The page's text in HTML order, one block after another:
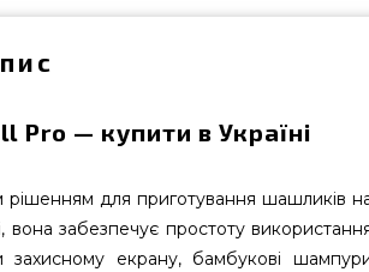
Pro — купити в Україні
рішенням для приготування шашликів
вона забезпечує простоту
екрану, бамбукові